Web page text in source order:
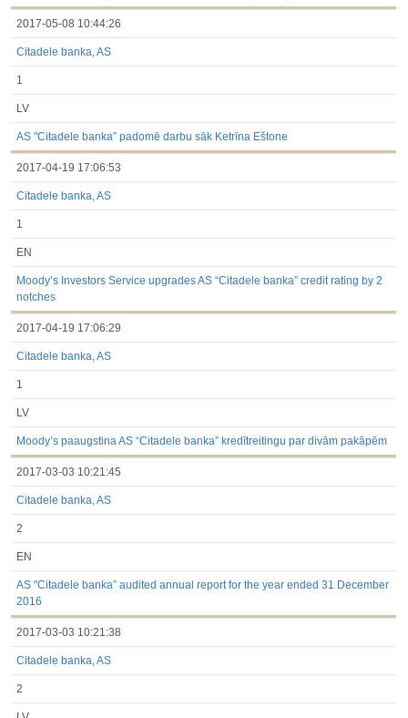
2017-05-08 10:44:26
Citadele banka, AS
1
LV
AS "Citadele banka” padomē darbu sāk Ketrīna Eštone
2017-04-19 17:06:53
Citadele banka, AS
1
EN
Moody’s Investors Service upgrades AS “Citadele banka” credit rating by 2
notches
2017-04-19 17:06:29
Citadele banka, AS
1
LV
Moody’s paaugstina AS “Citadele banka” kredītreitingu par divām pakāpēm
2017-03-03 10:21:45
Citadele banka, AS
2
EN
AS "Citadele banka” audited annual report for the year ended 31 December
2016
2017-03-03 10:21:38
Citadele banka, AS
2